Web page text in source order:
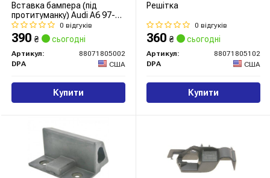
Вставка бампера (під
протитуманку) Audi A6 97-05
(R)
0 відгуків
390 ₴ сьогодні
Артикул:
88071805002
DPA
США
Купити
Решітка
0 відгуків
360 ₴ сьогодні
Артикул:
88071805102
DPA
США
Купити